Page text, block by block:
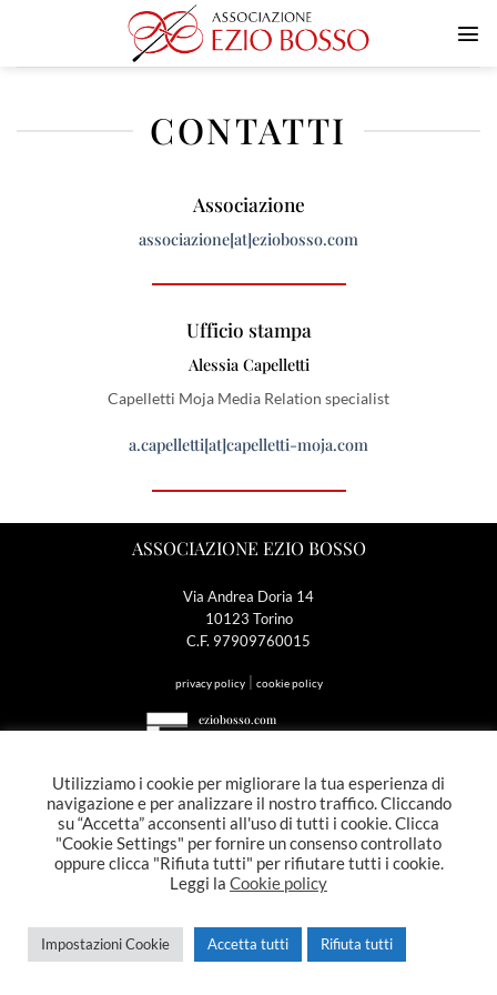
contenuti
CONTATTI
Associazione
associazione[at]eziobosso.com
Ufficio stampa
Alessia Capelletti
Capelletti Moja Media Relation specialist
a.capelletti[at]capelletti-moja.com
ASSOCIAZIONE EZIO BOSSO
Via Andrea Doria 14
10123 Torino
C.F. 97909760015
privacy policy| cookie policy
eziobosso.com
Hosting del sito offerto da Whiteready s.r.l SB
Copyright 2026 © Associazione Ezio Bosso
Utilizziamo i cookie per migliorare la tua esperienza di
navigazione e per analizzare il nostro traffico. Cliccando
su “Accetta” acconsenti all'uso di tutti i cookie. Clicca
"Cookie Settings" per fornire un consenso controllato
oppure clicca "Rifiuta tutti" per rifiutare tutti i cookie.
Leggi la Cookie policy
Impostazioni Cookie Accetta tutti Rifiuta tutti